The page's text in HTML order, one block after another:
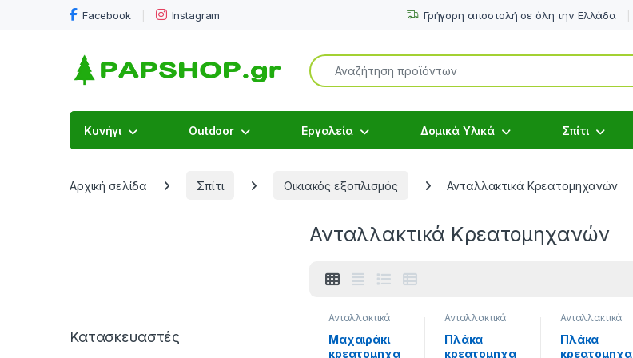
Facebook Instagram Γρήγορη αποστολή σε όλη την Ελλάδα
Search for:
Κυνήγι Outdoor Εργαλεία Δομικά Υλικά Σπίτι
Αρχική σελίδα Σπίτι Οικιακός εξοπλισμός Ανταλλακτικά Κρεατομηχανών
Ανταλλακτικά Κρεατομηχανών
Ανταλλακτικά
ν,Είδη Κουζίνας
Εξαρτήματα
Μαχαιράκι
κρεατομηχα
Ανταλλακτικά
ν,Είδη Κουζίνας
Εξαρτήματα
Πλάκα
κρεατομηχα
Ανταλλακτικά
ν,Είδη Κουζίνας
Εξαρτήματα
Πλάκα
κρεατομηχα
Κατασκευαστές